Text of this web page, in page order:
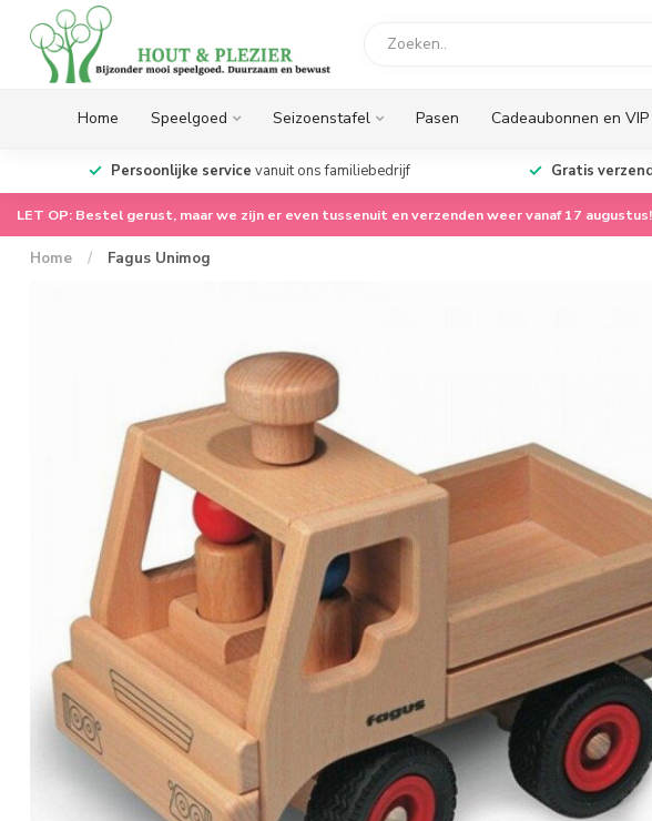
Home Speelgoed Seizoenstafel Pasen Cadeaubonnen en VIP
Persoonlijke service vanuit ons familiebedrijf Gratis
LET OP: Bestel gerust, maar we zijn er even tussenuit en verzenden weer vanaf 17 augustus!
Home / Fagus Unimog